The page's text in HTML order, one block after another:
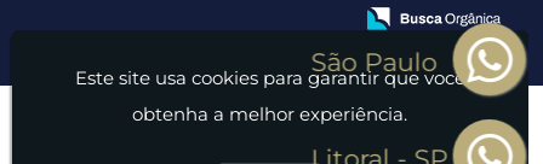
Este site usa cookies para garantir que você
obtenha a melhor experiência.